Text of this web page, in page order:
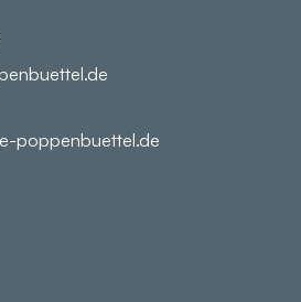
poppenbuettel.​de